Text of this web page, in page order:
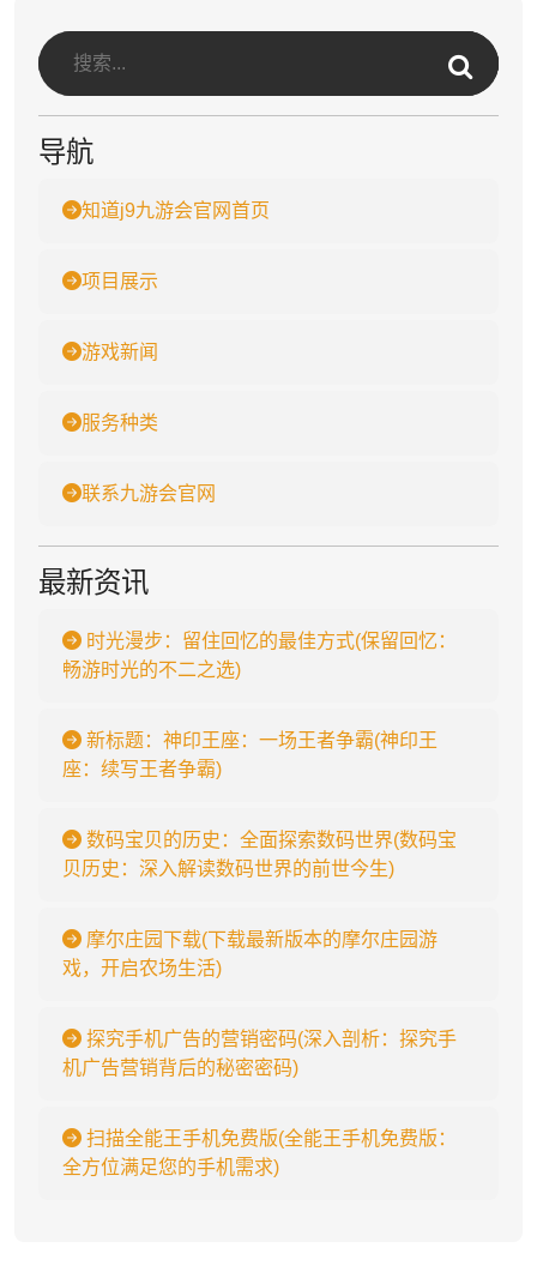
导航
知道j9九游会官网首页
项目展示
游戏新闻
服务种类
联系九游会官网
最新资讯
时光漫步：留住回忆的最佳方式(保留回忆：
畅游时光的不二之选)
新标题：神印王座：一场王者争霸(神印王
座：续写王者争霸)
数码宝贝的历史：全面探索数码世界(数码宝
贝历史：深入解读数码世界的前世今生)
摩尔庄园下载(下载最新版本的摩尔庄园游
戏，开启农场生活)
探究手机广告的营销密码(深入剖析：探究手
机广告营销背后的秘密密码)
扫描全能王手机免费版(全能王手机免费版：
全方位满足您的手机需求)